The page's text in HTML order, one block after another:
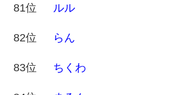
81位 ルル
82位 らん
83位 ちくわ